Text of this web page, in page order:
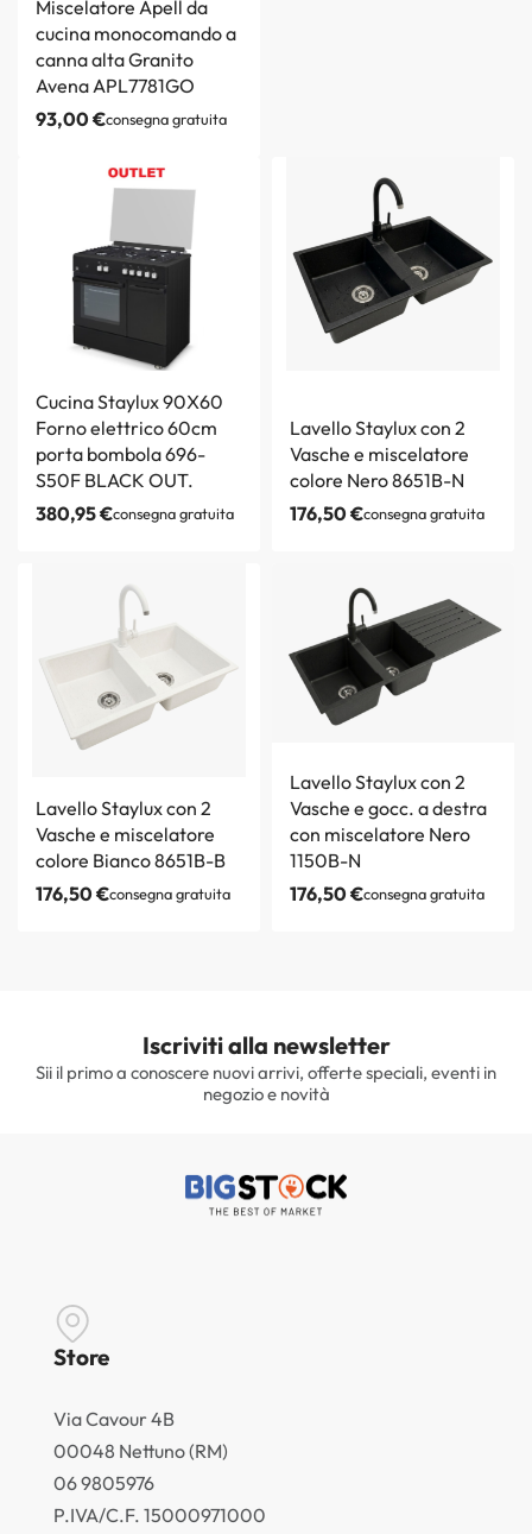
Miscelatore Apell da
cucina monocomando a
canna alta Granito
Avena APL7781GO
93,00€consegna gratuita
Cucina Staylux 90X60
Forno elettrico 60cm
porta bombola 696-
S50F BLACK OUT.
380,95€consegna gratuita
Lavello Staylux con 2
Vasche e miscelatore
colore Nero 8651B-N
176,50€consegna gratuita
Lavello Staylux con 2
Vasche e miscelatore
colore Bianco 8651B-B
176,50€consegna gratuita
Lavello Staylux con 2
Vasche e gocc. a destra
con miscelatore Nero
1150B-N
176,50€consegna gratuita
Iscriviti alla newsletter
Sii il primo a conoscere nuovi arrivi, offerte speciali, eventi in
negozio e novità
Store
Via Cavour 4B
00048 Nettuno (RM)
06 9805976
P.IVA/C.F. 15000971000